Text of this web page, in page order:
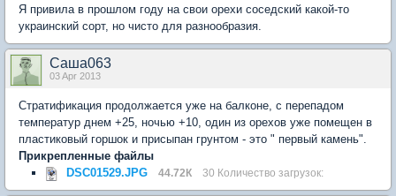
Я привила в прошлом году на свои орехи соседский какой-то
украинский сорт, но чисто для разнообразия.
Саша063
03 Apr 2013
Стратификация продолжается уже на балконе, с перепадом
температур днем +25, ночью +10, один из орехов уже помещен в
пластиковый горшок и присыпан грунтом - это " первый камень".
Прикрепленные файлы
DSC01529.JPG
44.72К 30 Количество загрузок: